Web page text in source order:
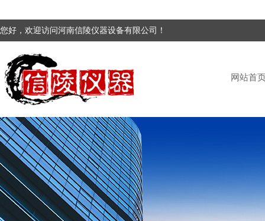
您好，欢迎访问河南信陵仪器设备有限公司！
网站首